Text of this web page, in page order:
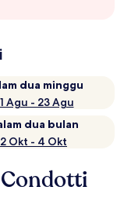
dua minggu
Agu - 23 Agu
dua bulan
2 Okt - 4 Okt